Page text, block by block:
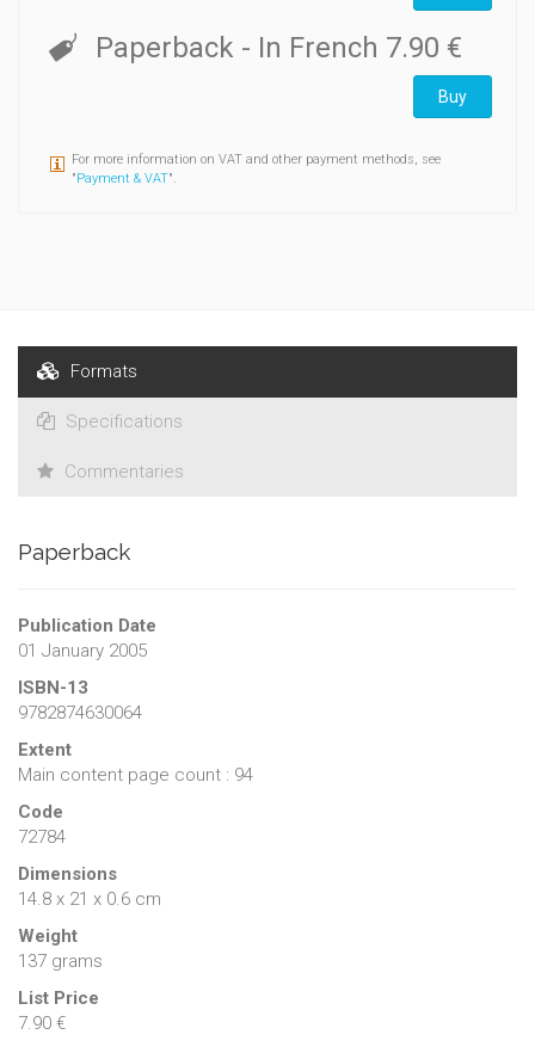
Paperback - In French 7.90 €
Buy
For more information on VAT and other payment methods, see
"Payment & VAT".
Formats
Specifications
Commentaries
Paperback
Publication Date
01 January 2005
ISBN-13
9782874630064
Extent
Main content page count : 94
Code
72784
Dimensions
14.8 x 21 x 0.6 cm
Weight
137 grams
List Price
7.90 €